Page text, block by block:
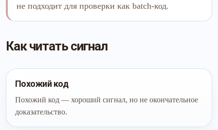
не подходит для проверки как batch-код.
Как читать сигнал
Похожий код
Похожий код — хороший сигнал, но не окончательное
доказательство.